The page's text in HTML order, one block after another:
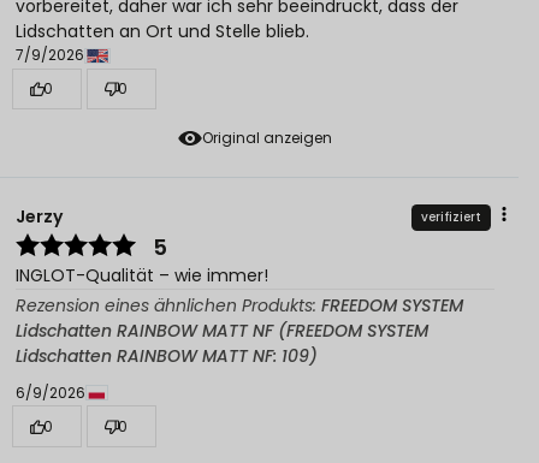
Original anzeigen
vorbereitet, daher war ich sehr beeindruckt, dass der
Lidschatten an Ort und Stelle blieb.
7/9/2026
0
0
Jerzy verifiziert
5
INGLOT-Qualität – wie immer!
Rezension eines ähnlichen Produkts: FREEDOM SYSTEM
Lidschatten RAINBOW MATT NF (FREEDOM SYSTEM
Lidschatten RAINBOW MATT NF: 109)
6/9/2026
0
0